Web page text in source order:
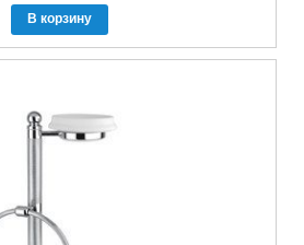
В корзину